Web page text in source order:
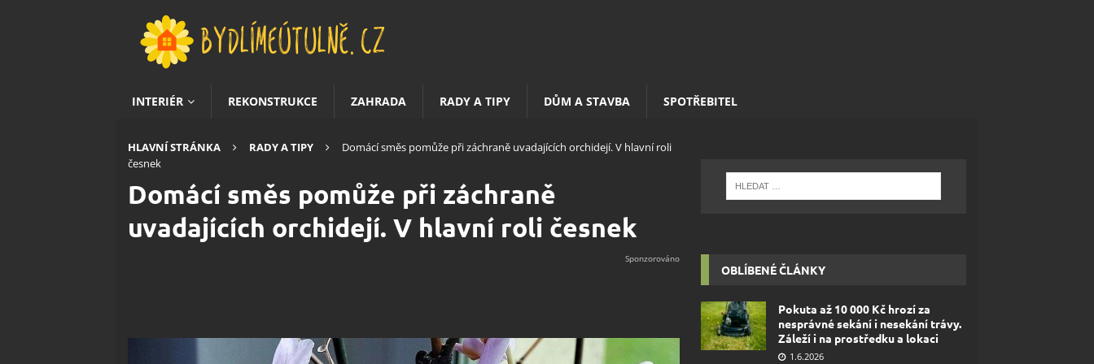
INTERIÉR REKONSTRUKCE ZAHRADA RADY A TIPY DŮM A STAVBA SPOTŘEBITEL
HLAVNÍ STRÁNKA RADY A TIPY
Domácí směs pomůže při záchraně uvadajících orchidejí. V hlavní roli
česnek
Domácí směs pomůže při záchraně
uvadajících orchidejí. V hlavní roli česnek
OBLÍBENÉ ČLÁNKY
Pokuta až 10 000 Kč hrozí za
nesprávné sekání i nesekání trávy.
Záleží i na prostředku a lokaci
1.6.2026